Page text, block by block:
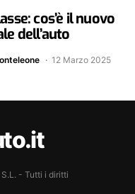
cos’è il nuovo
dell’auto
12 Marzo 2025
- Tutti i diritti